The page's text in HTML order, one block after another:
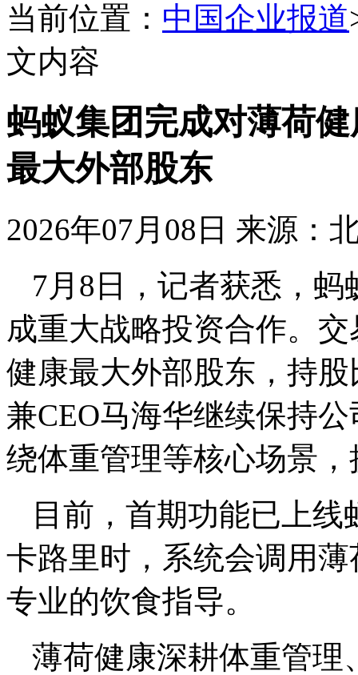
当前位置： 中国企业报道
文内容
蚂蚁集团完成对薄荷
最大外部股东
2026年07月08日 来源：
7月8日，记者获悉，
成重大战略投资合作。
健康最大外部股东，持
兼CEO马海华继续保持
绕体重管理等核心场景
目前，首期功能已上
卡路里时，系统会调用
专业的饮食指导。
薄荷健康深耕体重管理